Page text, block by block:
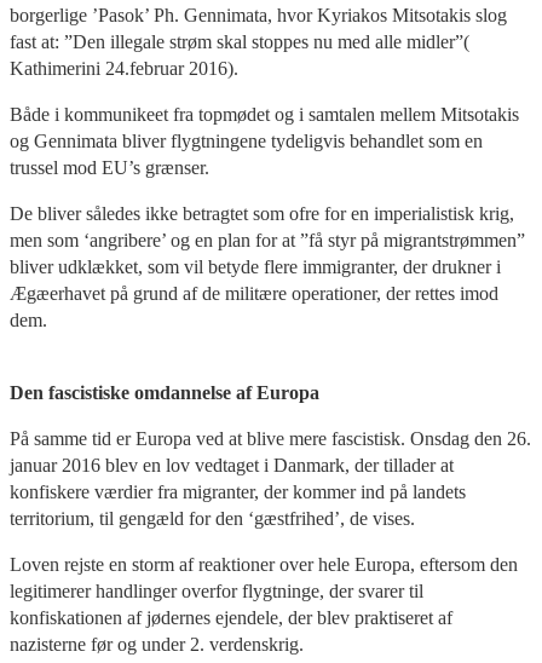
borgerlige ’Pasok’ Ph. Gennimata, hvor Kyriakos Mitsotakis slog
fast at: ”Den illegale strøm skal stoppes nu med alle midler”(
Kathimerini 24.februar 2016).
Både i kommunikeet fra topmødet og i samtalen mellem Mitsotakis
og Gennimata bliver flygtningene tydeligvis behandlet som en
trussel mod EU’s grænser.
De bliver således ikke betragtet som ofre for en imperialistisk krig,
men som ‘angribere’ og en plan for at ”få styr på migrantstrømmen”
bliver udklækket, som vil betyde flere immigranter, der drukner i
Ægæerhavet på grund af de militære operationer, der rettes imod
dem.
Den fascistiske omdannelse af Europa
På samme tid er Europa ved at blive mere fascistisk. Onsdag den 26.
januar 2016 blev en lov vedtaget i Danmark, der tillader at
konfiskere værdier fra migranter, der kommer ind på landets
territorium, til gengæld for den ‘gæstfrihed’, de vises.
Loven rejste en storm af reaktioner over hele Europa, eftersom den
legitimerer handlinger overfor flygtninge, der svarer til
konfiskationen af jødernes ejendele, der blev praktiseret af
nazisterne før og under 2. verdenskrig.